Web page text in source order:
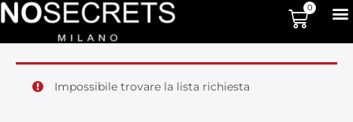
0
Impossibile trovare la lista richiesta